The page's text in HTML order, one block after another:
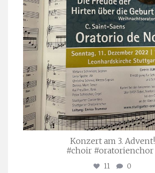
Konzert am 3. Advent!
#choir #oratorienchor
11 0